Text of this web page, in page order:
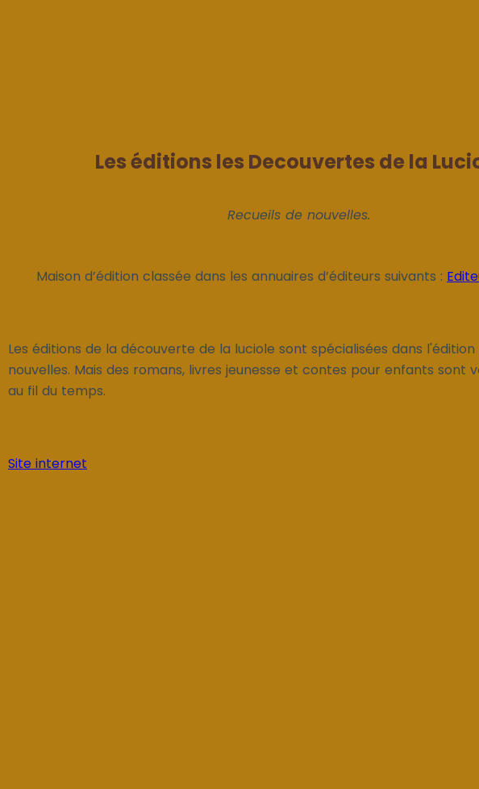
Les éditions les Decouvertes de la
Recueils de nouvelles.
Maison d’édition classée dans les annuaires d’éditeurs suivants :
Les éditions de la découverte de la luciole sont spécialisées dans
nouvelles. Mais des romans, livres jeunesse et contes pour enfants sont
au fil du temps.
Site internet